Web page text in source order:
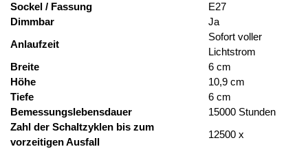
Sockel / Fassung
E27
Dimmbar
Ja
Anlaufzeit
Sofort voller
Lichtstrom
Breite
6 cm
Höhe
10,9 cm
Tiefe
6 cm
Bemessungslebensdauer
15000 Stunden
Zahl der Schaltzyklen bis zum
vorzeitigen Ausfall
12500 x